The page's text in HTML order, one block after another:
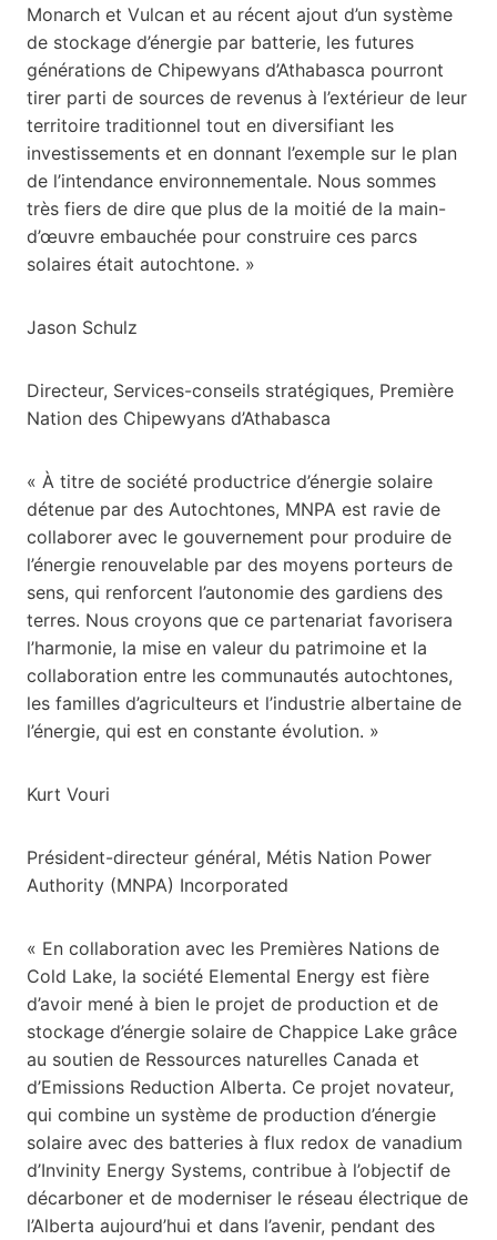
Monarch et Vulcan et au récent ajout d’un système
de stockage d’énergie par batterie, les futures
générations de Chipewyans d’Athabasca pourront
tirer parti de sources de revenus à l’extérieur de leur
territoire traditionnel tout en diversifiant les
investissements et en donnant l’exemple sur le plan
de l’intendance environnementale. Nous sommes
très fiers de dire que plus de la moitié de la main-
d’œuvre embauchée pour construire ces parcs
solaires était autochtone. »
Jason Schulz
Directeur, Services-conseils stratégiques, Première
Nation des Chipewyans d’Athabasca
« À titre de société productrice d’énergie solaire
détenue par des Autochtones, MNPA est ravie de
collaborer avec le gouvernement pour produire de
l’énergie renouvelable par des moyens porteurs de
sens, qui renforcent l’autonomie des gardiens des
terres. Nous croyons que ce partenariat favorisera
l’harmonie, la mise en valeur du patrimoine et la
collaboration entre les communautés autochtones,
les familles d’agriculteurs et l’industrie albertaine de
l’énergie, qui est en constante évolution. »
Kurt Vouri
Président-directeur général, Métis Nation Power
Authority (MNPA) Incorporated
« En collaboration avec les Premières Nations de
Cold Lake, la société Elemental Energy est fière
d’avoir mené à bien le projet de production et de
stockage d’énergie solaire de Chappice Lake grâce
au soutien de Ressources naturelles Canada et
d’Emissions Reduction Alberta. Ce projet novateur,
qui combine un système de production d’énergie
solaire avec des batteries à flux redox de vanadium
d’Invinity Energy Systems, contribue à l’objectif de
décarboner et de moderniser le réseau électrique de
l’Alberta aujourd’hui et dans l’avenir, pendant des